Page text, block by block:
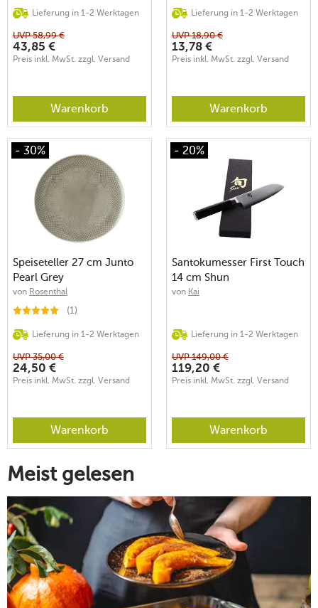
Lieferung in 1-2 Werktagen
UVP58,99 €
43,85 €
Preis inkl. MwSt. zzgl. Versand
Warenkorb
Lieferung in 1-2 Werktagen
UVP18,90 €
13,78 €
Preis inkl. MwSt. zzgl. Versand
Warenkorb
- 30%
Speiseteller 27 cm Junto
Pearl Grey
von Rosenthal
(1)
Lieferung in 1-2 Werktagen
UVP35,00 €
24,50 €
Preis inkl. MwSt. zzgl. Versand
Warenkorb
- 20%
Santokumesser First Touch
14 cm Shun
von Kai
Lieferung in 1-2 Werktagen
UVP149,00 €
119,20 €
Preis inkl. MwSt. zzgl. Versand
Warenkorb
Meist gelesen